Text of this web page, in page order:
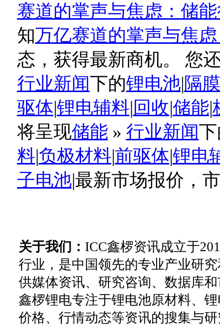
赛道的掌声与焦虑：储
知万亿赛道的掌声与焦
态，获得最新商机。 您
行业新闻下的锂电池|隔膜
驱体|锂电辅料|回收|储能|
将呈现储能 » 行业新闻
料|负极材料|前驱体|锂电
子电池|最新市场报价，
关于我们： ICC鑫椤资讯成立于
行业，是中国领先的专业产业研
供媒体资讯、研究咨询、数据库
鑫椤锂电专注于锂电池原材料、
价格、行情动态等资讯的搜集与